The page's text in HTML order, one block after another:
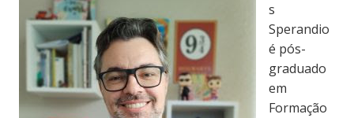
s
Sperandio
é pós-
graduado
em
Formação